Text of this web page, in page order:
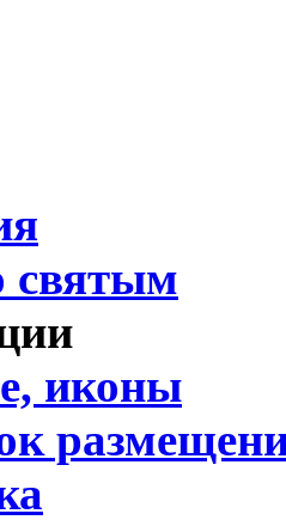
святым
иконы